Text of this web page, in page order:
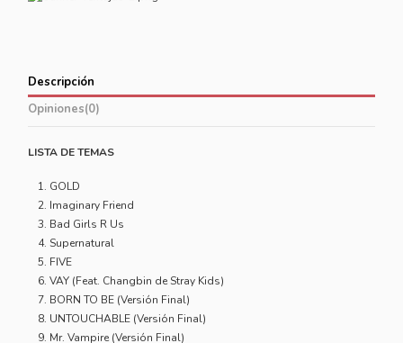
Descripción
Opiniones(0)
LISTA DE TEMAS
GOLD
Imaginary Friend
Bad Girls R Us
Supernatural
FIVE
VAY (Feat. Changbin de Stray Kids)
BORN TO BE (Versión Final)
UNTOUCHABLE (Versión Final)
Mr. Vampire (Versión Final)